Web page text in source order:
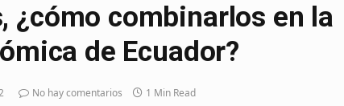
¿cómo combinarlos en la
de Ecuador?
No hay comentarios 1 Min Read